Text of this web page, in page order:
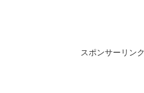
スポンサーリンク